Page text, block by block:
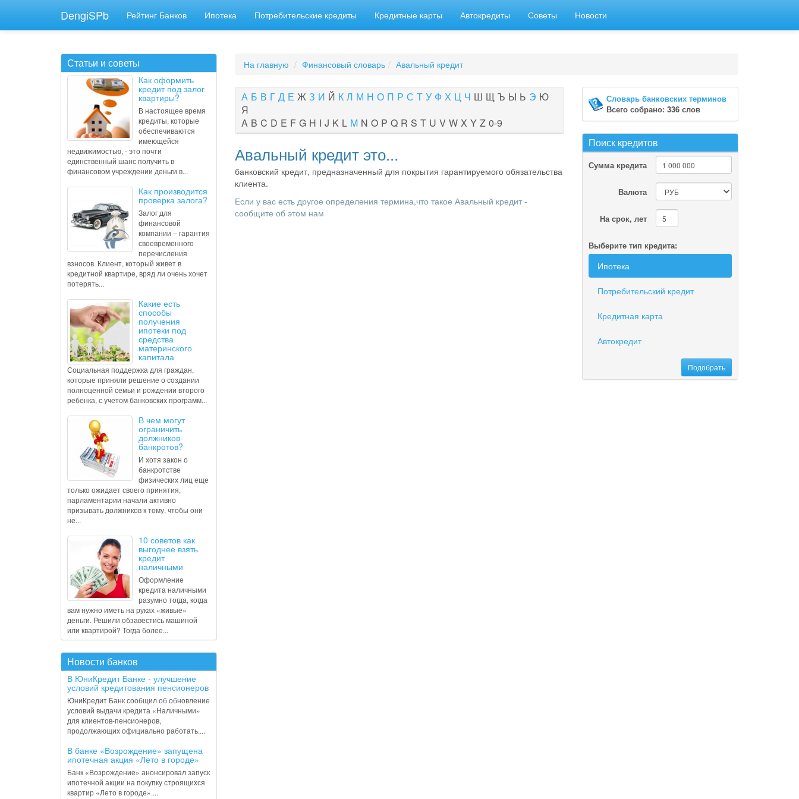
DengiSPb Рейтинг Банков Ипотека Потребительские кредиты Кредитные карты Автокредиты Советы Новости
Статьи и советы
Как оформить
кредит под залог
квартиры?
В настоящее время
кредиты, которые
обеспечиваются
имеющейся
недвижимостью, - это почти
единственный шанс получить в
финансовом учреждении деньги в...
Как производится
проверка залога?
Залог для
финансовой
компании – гарантия
своевременного
перечисления
взносов. Клиент, который живет в
кредитной квартире, вряд ли очень хочет
потерять...
Какие есть
способы
получения
ипотеки под
средства
материнского
капитала
Социальная поддержка для граждан,
которые приняли решение о создании
полноценной семьи и рождении второго
ребенка, с учетом банковских программ...
В чем могут
ограничить
должников-
банкротов?
И хотя закон о
банкротстве
физических лиц еще
только ожидает своего принятия,
парламентарии начали активно
призывать должников к тому, чтобы они
не...
10 советов как
выгоднее взять
кредит
наличными
Оформление
кредита наличными
разумно тогда, когда
вам нужно иметь на руках «живые»
деньги. Решили обзавестись машиной
или квартирой? Тогда более...
Новости банков
В ЮниКредит Банке - улучшение
условий кредитования пенсионеров
ЮниКредит Банк сообщил об обновление
условий выдачи кредита «Наличными»
для клиентов-пенсионеров,
продолжающих официально работать....
В банке «Возрождение» запущена
ипотечная акция «Лето в городе»
Банк «Возрождение» анонсировал запуск
ипотечной акции на покупку строящихся
квартир «Лето в городе»....
На главную Финансовый словарь Авальный кредит
А Б В Г Д Е Ж З И Й К Л М Н О П Р С Т У Ф Х Ц Ч Ш Щ Ъ Ы Ь Э Ю
Я
A B C D E F G H I J K L M N O P Q R S T U V W X Y Z 0-9
Авальный кредит это...
банковский кредит, предназначенный для покрытия гарантируемого обязательства
клиента.
Если у вас есть другое определения термина,что такое Авальный кредит -
сообщите об этом нам
Словарь банковских терминов
Всего собрано: 336 слов
Поиск кредитов
Сумма кредита
Валюта
На срок, лет
Выберите тип кредита:
Ипотека
Потребительский кредит
Кредитная карта
Автокредит